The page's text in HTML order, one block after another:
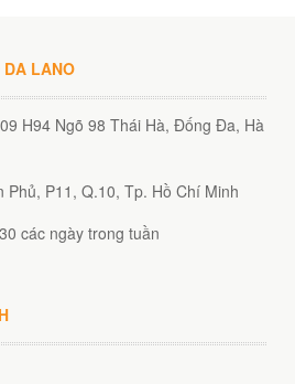
DA LANO
H94 Ngõ 98 Thái Hà, Đống Đa, Hà
Phủ, P11, Q.10, Tp. Hồ Chí Minh
các ngày trong tuần